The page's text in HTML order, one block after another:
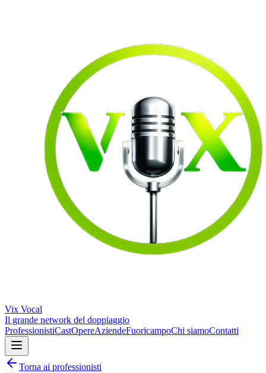
Vix Vocal
Il grande network del doppiaggio
ProfessionistiCastOpereAziendeFuoricampoChi siamoContatti
Torna ai professionisti